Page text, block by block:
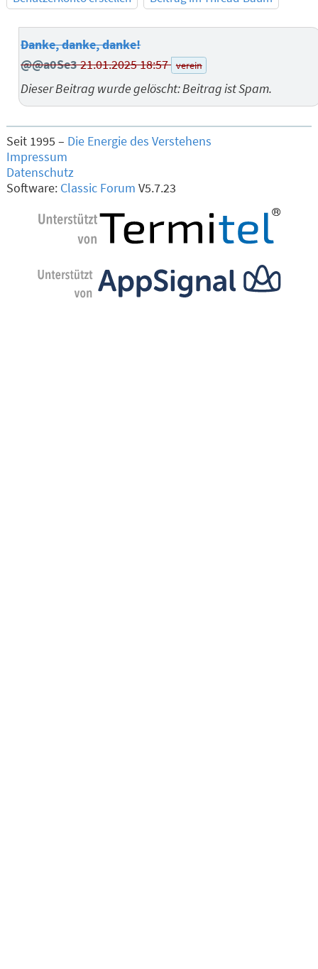
Danke, danke, danke!
@@a0Se321.01.2025 18:57 verein
Dieser Beitrag wurde gelöscht: Beitrag ist Spam.
Seit 1995 – Die Energie des Verstehens
Impressum
Datenschutz
Software: Classic Forum V5.7.23